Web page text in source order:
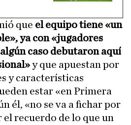
que el equipo tiene «un
ya con «jugadores
caso debutaron aquí
y que apuestan por
y características
estar «en Primera
él, «no se va a fichar por
recuerdo de lo que un